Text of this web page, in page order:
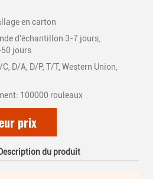
en carton
d'échantillon 3-7 jours,
jours
D/A, D/P, T/T, Western Union,
100000 rouleaux
prix
Description du produit